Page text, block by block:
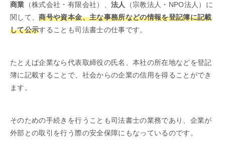
商業 （株式会社・有限会社）、 法人
（宗教法人・NPO法人）に
関して、商号や資本金、主な事務所などの情報を登記簿に記載
して公示することも司法書士の仕事です。
たとえば企業なら代表取締役の氏名、本社の所在地などを登記
簿に記載することで、社会からの企業の信用を得ることができ
ます。
そのための手続きを行うことも司法書士の業務であり、企業が
外部との取引を行う際の安全保障にもなっているのです。